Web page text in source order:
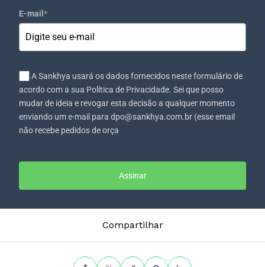
E-mail *
A Sankhya usará os dados fornecidos neste formulário de
acordo com a sua Política de Privacidade. Sei que posso
mudar de ideia e revogar esta decisão a qualquer momento
enviando um e-mail para dpo@sankhya.com.br (esse email
não recebe pedidos de orça
Assinar
Compartilhar